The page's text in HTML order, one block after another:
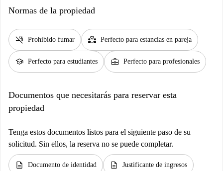
Normas de la propiedad
smoke_free Prohibido fumar partner_heart Perfecto para estancias en pareja
school Perfecto para estudiantes business_center Perfecto para profesionales
Documentos que necesitarás para reservar esta
propiedad
Tenga estos documentos listos para el siguiente paso de su
solicitud. Sin ellos, la reserva no se puede completar.
description Documento de identidad description Justificante de ingresos